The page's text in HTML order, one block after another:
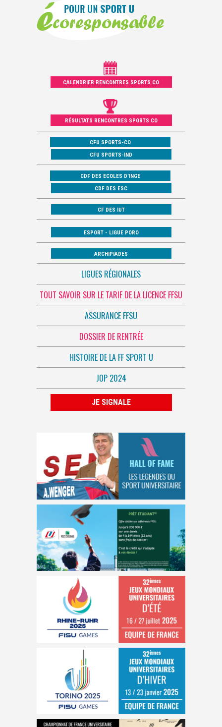
CALENDRIER RENCONTRES SPORTS CO
RÉSULTATS RENCONTRES SPORTS CO
CFU SPORTS-CO
CFU SPORTS-IND
CDF DES ECOLES D’INGE
CDF DES ESC
CF DES IUT
ESPORT - LIGUE PORO
ARCHIPIADES
LIGUES RÉGIONALES
TOUT SAVOIR SUR LE TARIF DE LA LICENCE FFSU
ASSURANCE FFSU
DOSSIER DE RENTRÉE
HISTOIRE DE LA FF SPORT U
JOP 2024
JE SIGNALE